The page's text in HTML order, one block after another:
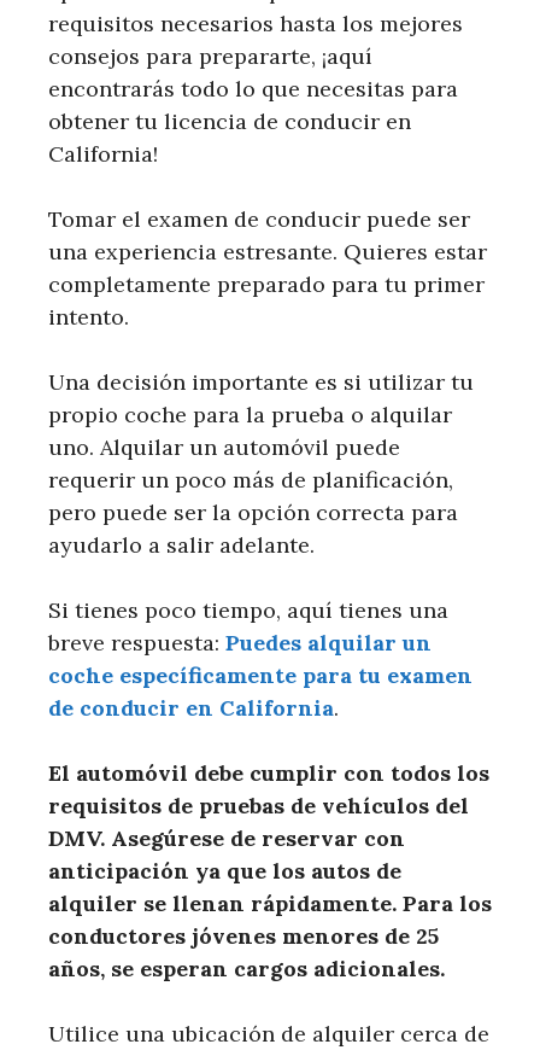
requisitos necesarios hasta los mejores
consejos para prepararte, ¡aquí
encontrarás todo lo que necesitas para
obtener tu licencia de conducir en
California!
Tomar el examen de conducir puede ser
una experiencia estresante. Quieres estar
completamente preparado para tu primer
intento.
Una decisión importante es si utilizar tu
propio coche para la prueba o alquilar
uno. Alquilar un automóvil puede
requerir un poco más de planificación,
pero puede ser la opción correcta para
ayudarlo a salir adelante.
Si tienes poco tiempo, aquí tienes una
breve respuesta: Puedes alquilar un
coche específicamente para tu examen
de conducir en California.
El automóvil debe cumplir con todos los
requisitos de pruebas de vehículos del
DMV. Asegúrese de reservar con
anticipación ya que los autos de
alquiler se llenan rápidamente. Para los
conductores jóvenes menores de 25
años, se esperan cargos adicionales.
Utilice una ubicación de alquiler cerca de